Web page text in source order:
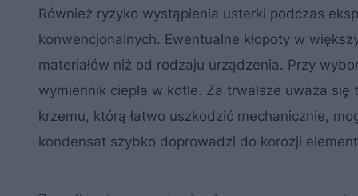
Również ryzyko wystąpienia usterki podczas
konwencjonalnych. Ewentualne kłopoty w
materiałów niż od rodzaju urządzenia. Przy
wymiennik ciepła w kotle. Za trwalsze uważa
krzemu, którą łatwo uszkodzić mechanicznie,
kondensat szybko doprowadzi do korozji